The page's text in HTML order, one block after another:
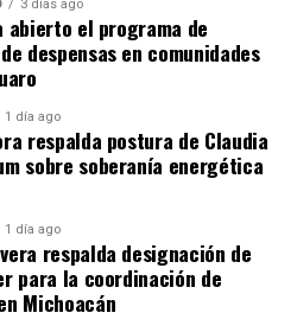
muestral de casillas en las
que severifican medidas de
seguridad en la
2023-2024
18 abril, 2024
En "Política"
3 días ago
abierto el programa de
despensas en comunidades
1 día ago
respalda postura de Claudia
sobre soberanía energética
1 día ago
respalda designación de
para la coordinación de
Michoacán